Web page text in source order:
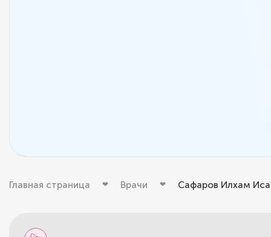
Главная страница Врачи Сафаров Илхам